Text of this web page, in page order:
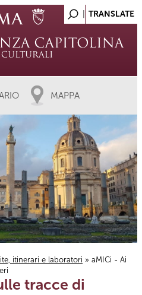
MAPPA
itinerari e laboratori » aMICi - Ai
tracce di